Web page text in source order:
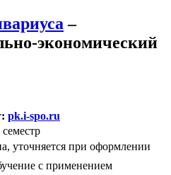
–
экономический
pk.i-spo.ru
уточняется при оформлении
с применением